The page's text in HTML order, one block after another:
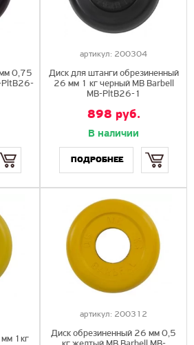
0,75
PltB26-
артикул: 200304
Диск для штанги обрезиненный
26 мм 1 кг черный MB Barbell
MB-PltB26-1
898 руб.
В наличии
ПОДРОБНЕЕ
1кг
артикул: 200312
Диск обрезиненный 26 мм 0,5